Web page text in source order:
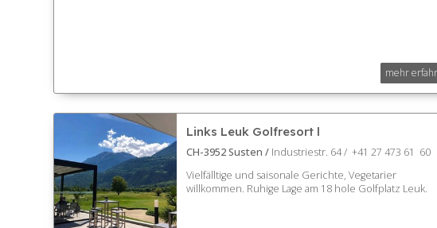
mehr
Links Leuk Golfresort l
CH-3952 Susten / Industriestr. 64 / +41 27 473 61 60
Vielfälltige und saisonale Gerichte, Vegetarier
willkommen. Ruhige Lage am 18 hole Golfplatz Leuk.